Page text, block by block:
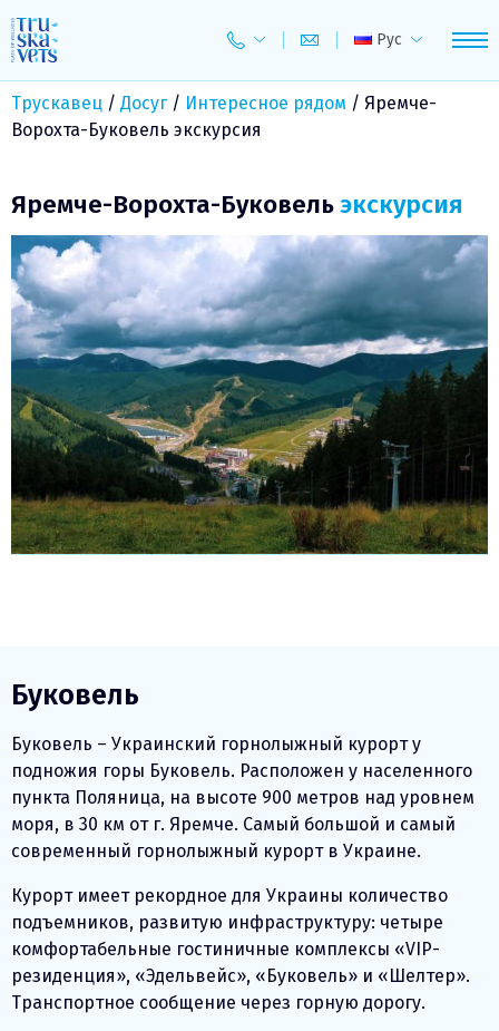
to
content
Рус
Трускавец / Досуг/ Интересное рядом / Яремче-
Ворохта-Буковель экскурсия
Яремче-Ворохта-Буковельэкскурсия
Буковель
Буковель – Украинский горнолыжный курорт у
подножия горы Буковель. Расположен у населенного
пункта Поляница, на высоте 900 метров над уровнем
моря, в 30 км от г. Яремче. Самый большой и самый
современный горнолыжный курорт в Украине.
Курорт имеет рекордное для Украины количество
подъемников, развитую инфраструктуру: четыре
комфортабельные гостиничные комплексы «VIP-
резиденция», «Эдельвейс», «Буковель» и «Шелтер».
Транспортное сообщение через горную дорогу.